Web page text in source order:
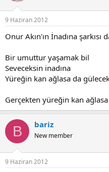
9 Haziran 2012
Onur Akın'ın İnadına şarkısı
Bir umuttur yaşamak bil
Seveceksin inadına
Yüreğin kan ağlasa da
Gerçekten yüreğin kan
B bariz
New member
9 Haziran 2012